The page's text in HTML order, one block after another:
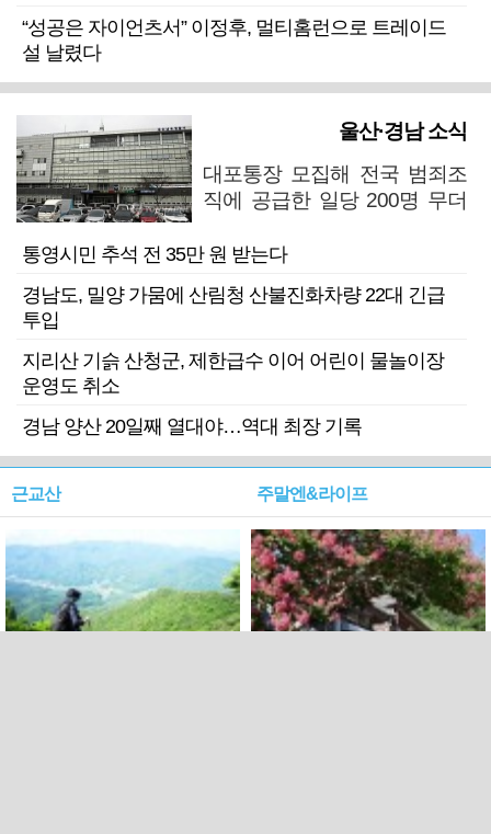
“성공은 자이언츠서” 이정후, 멀티홈런으로 트레이드
설 날렸다
울산·경남 소식
대포통장 모집해 전국 범죄조
직에 공급한 일당 200명 무더
통영시민 추석 전 35만 원 받는다
경남도, 밀양 가뭄에 산림청 산불진화차량 22대 긴급
투입
지리산 기슭 산청군, 제한급수 이어 어린이 물놀이장
운영도 취소
경남 양산 20일째 열대야…역대 최장 기록
근교산 주말엔&라이프